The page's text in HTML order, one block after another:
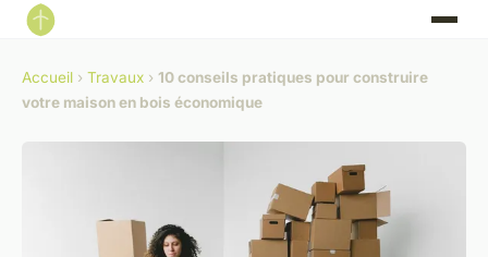
Accueil › Travaux › 10 conseils pratiques pour construire
votre maison en bois économique